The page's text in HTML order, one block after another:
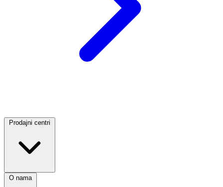
Prodajni centri
O nama